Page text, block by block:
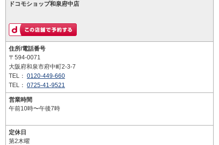
ドコモショップ和泉府中店
住所/電話番号
〒594-0071
大阪府和泉市府中町2-3-7
TEL： 0120-449-660
TEL： 0725-41-9521
営業時間
午前10時〜午後7時
定休日
第2木曜